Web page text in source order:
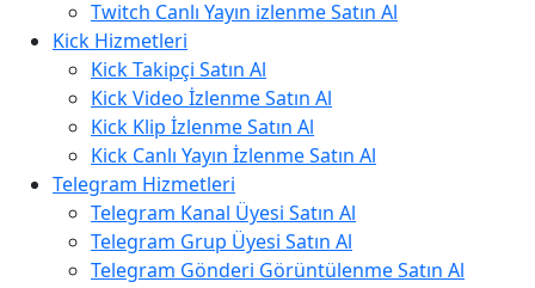
Twitch Canlı Yayın izlenme Satın Al
Kick Hizmetleri
Kick Takipçi Satın Al
Kick Video İzlenme Satın Al
Kick Klip İzlenme Satın Al
Kick Canlı Yayın İzlenme Satın Al
Telegram Hizmetleri
Telegram Kanal Üyesi Satın Al
Telegram Grup Üyesi Satın Al
Telegram Gönderi Görüntülenme Satın Al